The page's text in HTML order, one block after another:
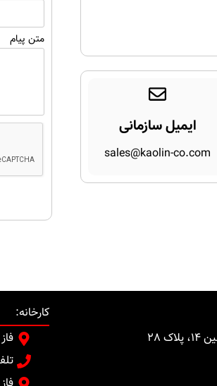
ایمیل سازمانی
sales@kaolin-co.com
متن پیام
28
کارخانه:
فاز 1 : تربت حیدریه، کیلومتر 15 جاده گناباد
تلفن :